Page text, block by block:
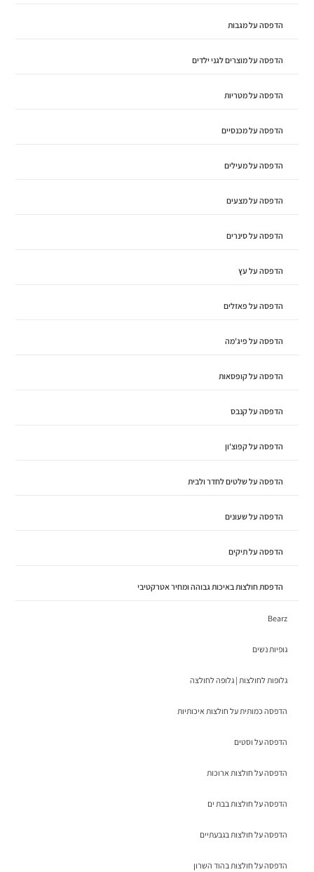
הדפסה על מגבות
הדפסה על מוצרים לגני ילדים
הדפסה על מטריות
הדפסה על מכנסיים
הדפסה על מעילים
הדפסה על מצעים
הדפסה על סינרים
הדפסה על עץ
הדפסה על פאזלים
הדפסה על פיג'מה
הדפסה על קופסאות
הדפסה על קנבס
הדפסה על קפוצ'ון
הדפסה על שלטים לחדר ולבית
הדפסה על שעונים
הדפסה על תיקים
הדפסת חולצות באיכות גבוהה ומחיר אטרקטיבי
Bearz
גופיות נשים
גלופות לחולצות | גלופה לחולצה
הדפסה כמותית על חולצות איכותיות
הדפסה על וסטים
הדפסה על חולצות ארוכות
הדפסה על חולצות בבת ים
הדפסה על חולצות בגבעתיים
הדפסה על חולצות בהוד השרון